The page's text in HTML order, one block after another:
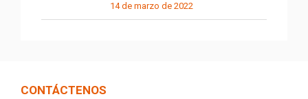
14 de marzo de 2022
CONTÁCTENOS